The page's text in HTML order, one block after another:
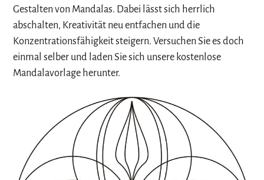
Gestalten von Mandalas. Dabei lässt sich herrlich
abschalten, Kreativität neu entfachen und die
Konzentrationsfähigkeit steigern. Versuchen Sie es doch
einmal selber und laden Sie sich unsere kostenlose
Mandalavorlage herunter.